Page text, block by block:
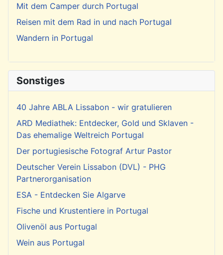
Mit dem Camper durch Portugal
Reisen mit dem Rad in und nach Portugal
Wandern in Portugal
Sonstiges
40 Jahre ABLA Lissabon - wir gratulieren
ARD Mediathek: Entdecker, Gold und Sklaven -
Das ehemalige Weltreich Portugal
Der portugiesische Fotograf Artur Pastor
Deutscher Verein Lissabon (DVL) - PHG
Partnerorganisation
ESA - Entdecken Sie Algarve
Fische und Krustentiere in Portugal
Olivenöl aus Portugal
Wein aus Portugal